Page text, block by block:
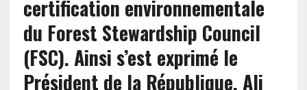
certification environnementale
du Forest Stewardship Council
(FSC). Ainsi s’est exprimé le
Président de la République, Ali